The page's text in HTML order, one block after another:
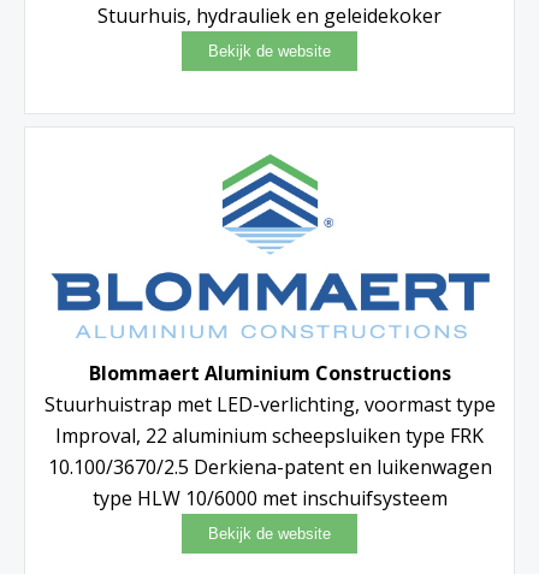
Stuurhuis, hydrauliek en geleidekoker
Blommaert Aluminium Constructions
Stuurhuistrap met LED-verlichting, voormast type
Improval, 22 aluminium scheepsluiken type FRK
10.100/3670/2.5 Derkiena-patent en luikenwagen
type HLW 10/6000 met inschuifsysteem